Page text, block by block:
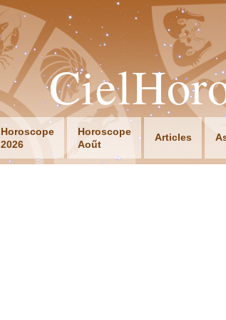
Horoscope
2026
Horoscope
Aoűt
Articles